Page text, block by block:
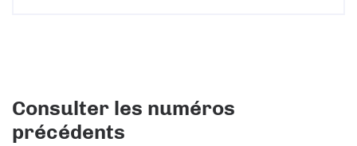
Consulter les numéros
précédents